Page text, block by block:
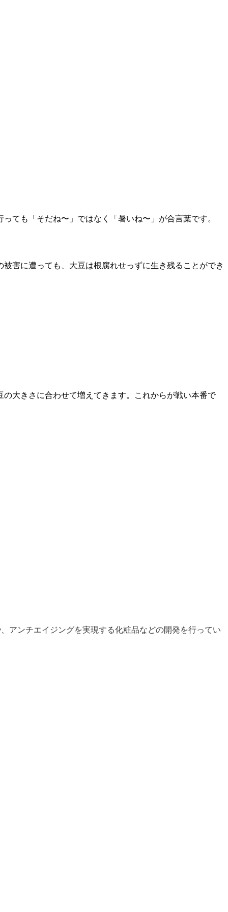
ても「そだね〜」ではなく「暑いね〜」が合言葉です。
害に遭っても、大豆は根腐れせっずに生き残ることができ
大きさに合わせて増えてきます。これからが戦い本番で
アンチエイジングを実現する化粧品などの開発を行ってい